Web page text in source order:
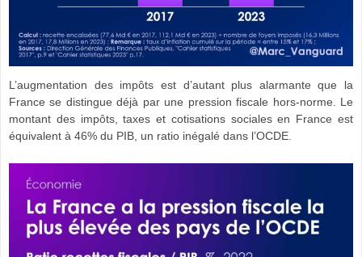
L’augmentation des impôts est d’autant plus alarmante que la
France se distingue déjà par une pression fiscale hors-norme. Le
montant des impôts, taxes et cotisations sociales en France est
équivalent à 46% du PIB, un ratio inégalé dans l’OCDE.